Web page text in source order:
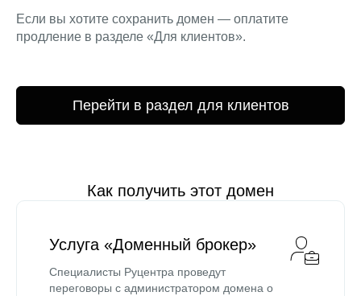
Если вы хотите сохранить домен — оплатите
продление в разделе «Для клиентов».
Перейти в раздел для клиентов
Как получить этот домен
Услуга «Доменный брокер»
Специалисты Руцентра проведут
переговоры с администратором домена о